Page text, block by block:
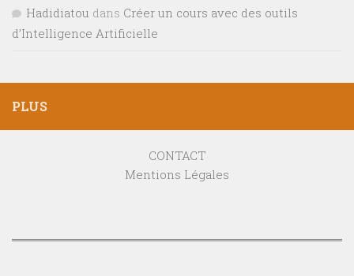
Hadidiatou dans Créer un cours avec des outils
d’Intelligence Artificielle
PLUS
CONTACT
Mentions Légales